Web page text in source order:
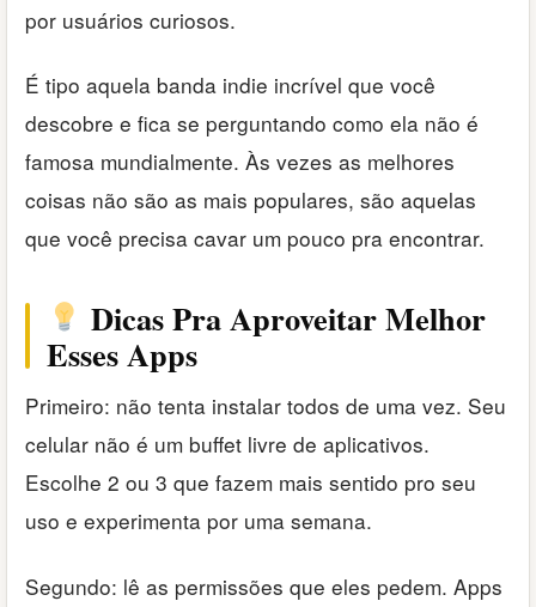
por usuários curiosos.
É tipo aquela banda indie incrível que você
descobre e fica se perguntando como ela não é
famosa mundialmente. Às vezes as melhores
coisas não são as mais populares, são aquelas
que você precisa cavar um pouco pra encontrar.
Dicas Pra Aproveitar Melhor
Esses Apps
Primeiro: não tenta instalar todos de uma vez. Seu
celular não é um buffet livre de aplicativos.
Escolhe 2 ou 3 que fazem mais sentido pro seu
uso e experimenta por uma semana.
Segundo: lê as permissões que eles pedem. Apps